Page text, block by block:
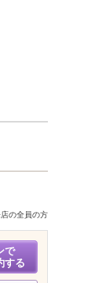
の全員の方
で
する